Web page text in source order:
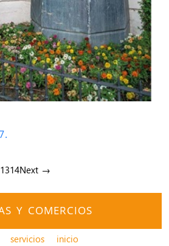
1314Next →
Y COMERCIOS
servicios inicio